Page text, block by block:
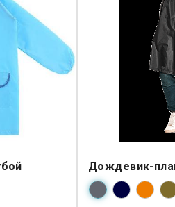
Дождевик-